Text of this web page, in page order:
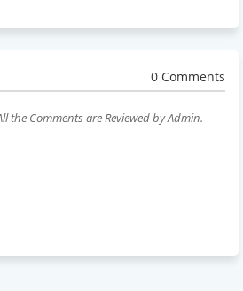
0 Comments
the Comments are Reviewed by Admin.